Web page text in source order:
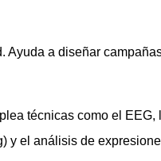
a diseñar
técnicas como el EEG,
y el análisis de